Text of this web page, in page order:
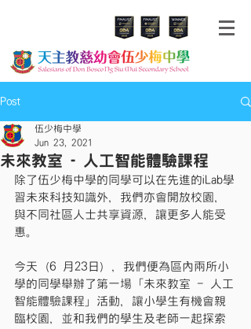
Post
未來教室 - 人工智能體驗課程
伍少梅中學
Jun 23, 2021
除了伍少梅中學的同學可以在先進的iLab學
習未來科技知識外，我們亦會開放校園，
與不同社區人士共享資源，讓更多人能受
惠。
今天（6 月23日），我們便為區內兩所小
學的同學舉辦了第一場「未來教室 - 人工
智能體驗課程」活動，讓小學生有機會親
臨校園，並和我們的學生及老師一起探索